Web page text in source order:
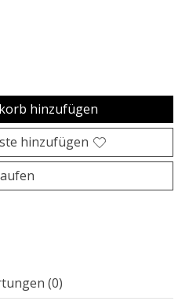
ist
hinzufügen
hinzufügen
(0)